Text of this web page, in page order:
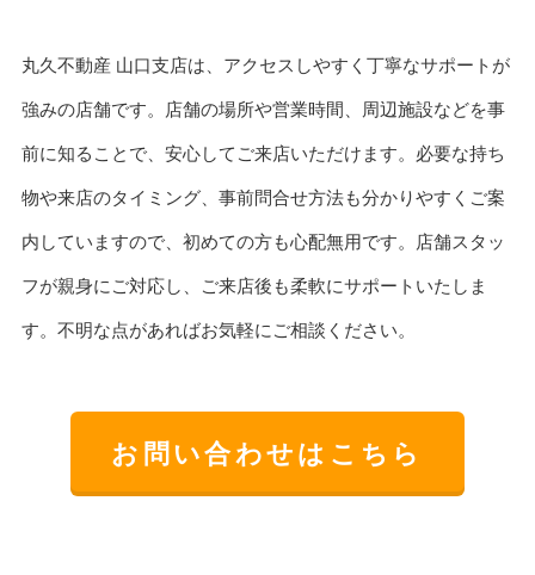
丸久不動産 山口支店は、アクセスしやすく丁寧なサポートが
強みの店舗です。店舗の場所や営業時間、周辺施設などを事
前に知ることで、安心してご来店いただけます。必要な持ち
物や来店のタイミング、事前問合せ方法も分かりやすくご案
内していますので、初めての方も心配無用です。店舗スタッ
フが親身にご対応し、ご来店後も柔軟にサポートいたしま
す。不明な点があればお気軽にご相談ください。
お問い合わせはこちら